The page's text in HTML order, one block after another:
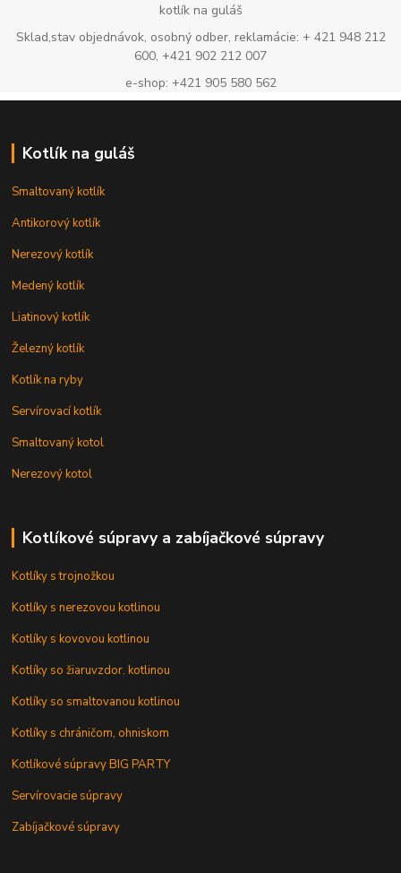
kotlík na guláš
Sklad,stav objednávok, osobný odber, reklamácie: + 421 948 212
600, +421 902 212 007
e-shop: +421 905 580 562
Kotlík na guláš
Smaltovaný kotlík
Antikorový kotlík
Nerezový kotlík
Medený kotlík
Liatinový kotlík
Železný kotlík
Kotlík na ryby
Servírovací kotlík
Smaltovaný kotol
Nerezový kotol
Kotlíkové súpravy a zabíjačkové súpravy
Kotlíky s trojnožkou
Kotlíky s nerezovou kotlinou
Kotlíky s kovovou kotlinou
Kotlíky so žiaruvzdor. kotlinou
Kotlíky so smaltovanou kotlinou
Kotlíky s chráničom, ohniskom
Kotlíkové súpravy BIG PARTY
Servírovacie súpravy
Zabíjačkové súpravy